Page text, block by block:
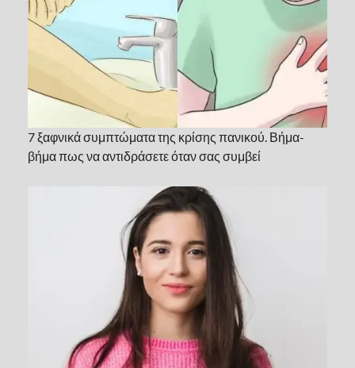
7 ξαφνικά συμπτώματα της κρίσης πανικού. Βήμα-
βήμα πως να αντιδράσετε όταν σας συμβεί